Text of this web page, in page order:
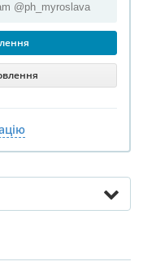
@ph_myroslava